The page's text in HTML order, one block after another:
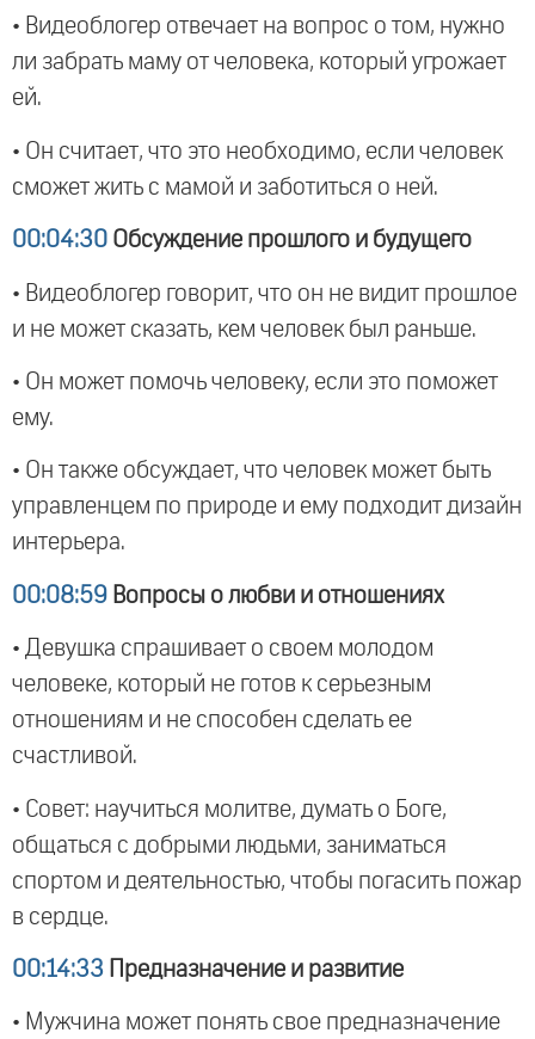
• Видеоблогер отвечает на вопрос о том, нужно
ли забрать маму от человека, который угрожает
ей.
• Он считает, что это необходимо, если человек
сможет жить с мамой и заботиться о ней.
00:04:30 Обсуждение прошлого и будущего
• Видеоблогер говорит, что он не видит прошлое
и не может сказать, кем человек был раньше.
• Он может помочь человеку, если это поможет
ему.
• Он также обсуждает, что человек может быть
управленцем по природе и ему подходит дизайн
интерьера.
00:08:59 Вопросы о любви и отношениях
• Девушка спрашивает о своем молодом
человеке, который не готов к серьезным
отношениям и не способен сделать ее
счастливой.
• Совет: научиться молитве, думать о Боге,
общаться с добрыми людьми, заниматься
спортом и деятельностью, чтобы погасить пожар
в сердце.
00:14:33 Предназначение и развитие
• Мужчина может понять свое предназначение